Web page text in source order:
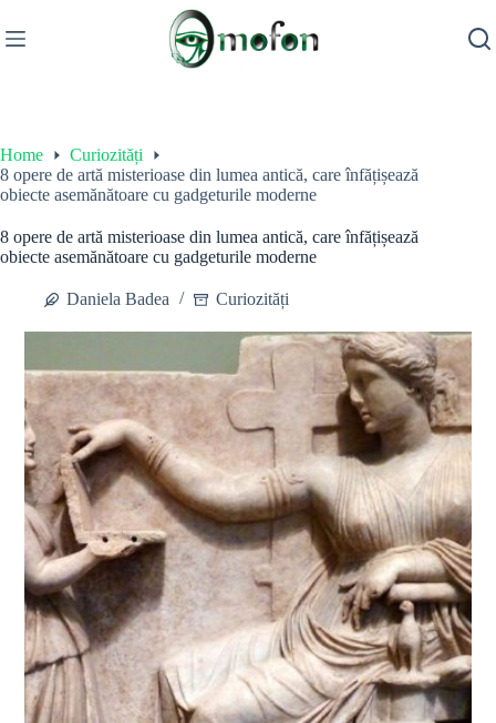
to
content
Home
Curiozități
8 opere de artă misterioase din lumea antică, care înfățișează
obiecte asemănătoare cu gadgeturile moderne
8 opere de artă misterioase din lumea antică, care înfățișează
obiecte asemănătoare cu gadgeturile moderne
Daniela Badea Curiozități